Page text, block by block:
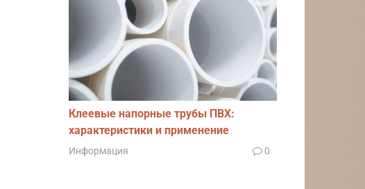
Клеевые напорные трубы ПВХ:
характеристики и применение
Информация 0